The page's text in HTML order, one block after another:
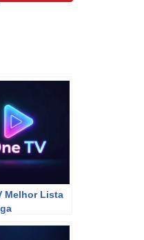
Melhor Lista